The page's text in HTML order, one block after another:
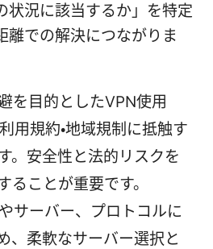
状況に該当するか」を特定
離での解決につながりま
を目的としたVPN使用
用規約・地域規制に抵触す
。安全性と法的リスクを
ることが重要です。
サーバー、プロトコルに
、柔軟なサーバー選択と